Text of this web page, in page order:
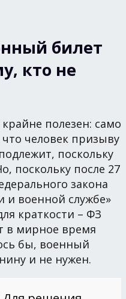
билет
кто не
полезен: само
человек призыву
поскольку
поскольку после 27
закона
и военной службе»
краткости – ФЗ
в мирное время
бы, военный
и не нужен.